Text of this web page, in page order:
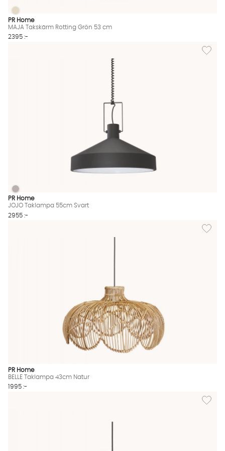
MAJA Takskärm Rotting Grön 53 cm Finns även i dessa färger:
MAJA Takskärm Rotting Grön 53 cm
PR Home
MAJA Takskärm Rotting Grön 53 cm
2395 :-
Lägg
JOJO Taklampa 55cm Svart Finns även i dessa färger:
JOJO Taklampa 55cm Svart
PR Home
JOJO Taklampa 55cm Svart
2955 :-
Lägg
PR Home
BELLE Taklampa 43cm Natur
1995 :-
Lägg